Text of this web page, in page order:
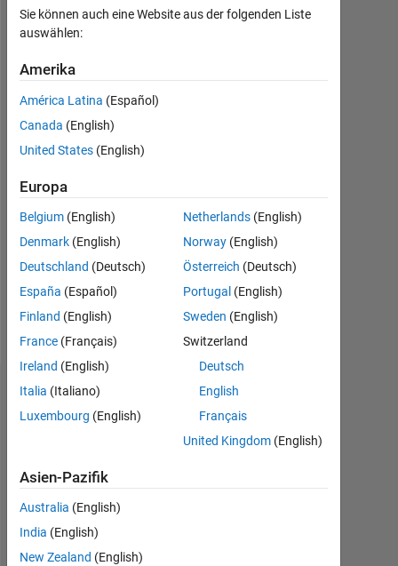
Monat
Aktiv
seit
2010
1
Following:
0
Follow
Nachricht
http://mouse.vision
Abzeichen
MATLAB
Abzeichen
Sie können auch eine Website aus der folgenden Liste
auswählen:
Amerika
América Latina (Español)
Canada (English)
United States (English)
Europa
Belgium (English)
Denmark (English)
Deutschland (Deutsch)
España (Español)
Finland (English)
France (Français)
Ireland (English)
Italia (Italiano)
Luxembourg (English)
Netherlands (English)
Norway (English)
Österreich (Deutsch)
Portugal (English)
Sweden (English)
Switzerland
Deutsch
English
Français
United Kingdom (English)
Asien-Pazifik
Australia (English)
India (English)
New Zealand (English)